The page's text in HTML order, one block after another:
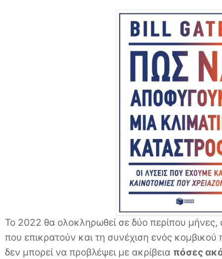
Το 2022 θα ολοκληρωθεί σε δύο περίπου μήνες,
που επικρατούν και τη συνέχιση ενός
δεν μπορεί να προβλέψει με ακρίβεια πόσες